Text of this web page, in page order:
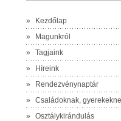
»
Kezdőlap
»
Magunkról
»
Tagjaink
»
Híreink
»
Rendezvénynaptár
»
Családoknak,
»
Osztálykirándulás